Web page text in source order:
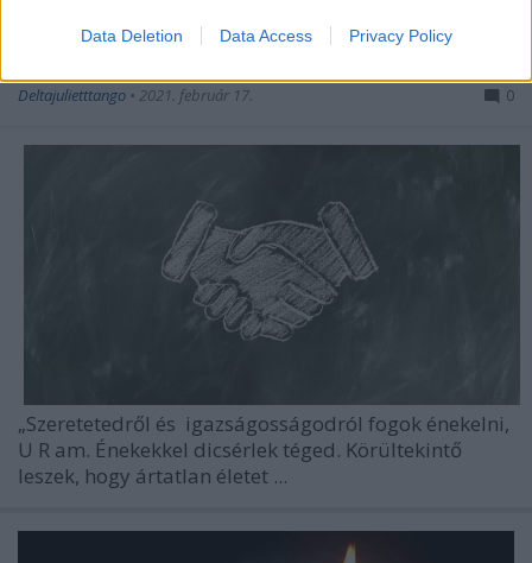
Data Deletion Data Access Privacy Policy
A jó pásztorok jellemmel és
hozzáértéssel vezetnek
Deltajulietttango • 2021. február 17. 0
„Szeretetedről és igazságosságodról fogok énekelni,
U R am. Énekekkel dicsérlek téged. Körültekintő
leszek, hogy ártatlan életet ...